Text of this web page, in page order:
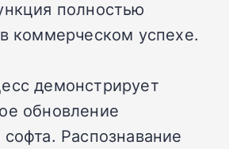
полностью
коммерческом успехе.
демонстрирует
обновление
Распознавание